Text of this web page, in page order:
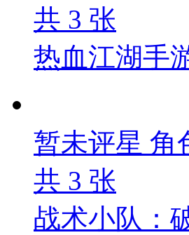
共 3 张
热血江湖手
暂未评星 角
共 3 张
战术小队：